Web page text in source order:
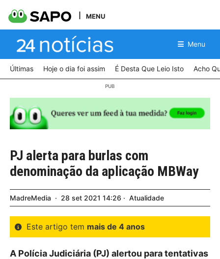
MENU
Menu
Últimas Hoje o dia foi assim É Desta Que Leio Isto Acho
PJ alerta para burlas com
denominação da aplicação MBWay
MadreMedia 28 set 2021 14:26 Atualidade
Este artigo tem mais de 4 anos
A Polícia Judiciária (PJ) alertou para tentativas